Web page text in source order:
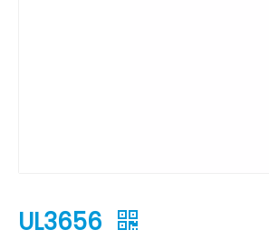
UL3656